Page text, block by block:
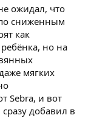
ожидал, что
по сниженным
как
но на
мягких
Sebra, и вот
добавил в